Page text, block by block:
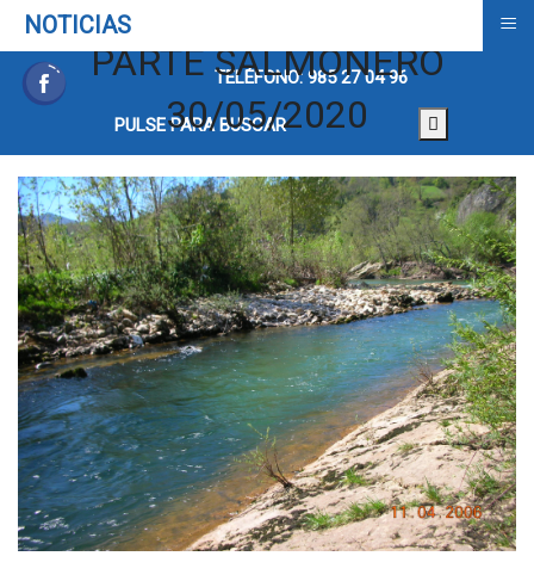
TELÉFONO: 985 27 04 96
PULSE PARA BUSCAR
PARTE SALMONERO
30/05/2020
NOTICIAS ≡